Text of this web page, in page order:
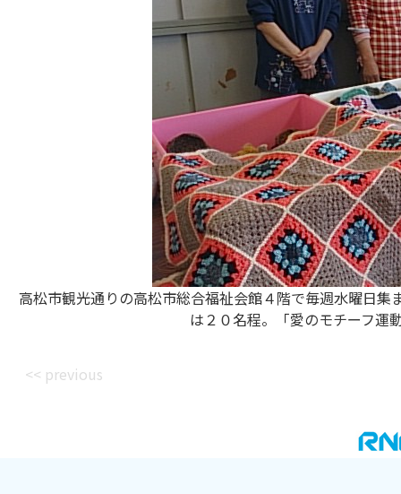
高松市観光通りの高松市総合福祉会館４階で毎週水曜日
は２０名程。「愛のモチーフ運
<< previous